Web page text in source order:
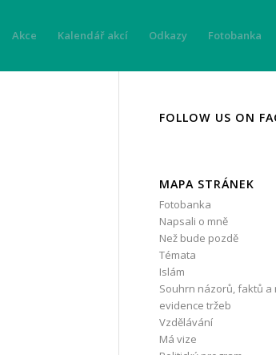
Akce Kalendář akcí Odkazy Fotobanka
FOLLOW US ON
MAPA STRÁNEK
Fotobanka
Napsali o mně
Než bude pozdě
Témata
Islám
Souhrn názorů, faktů
evidence tržeb
Vzdělávání
Má vize